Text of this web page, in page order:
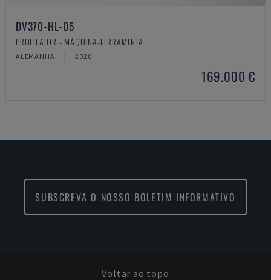
DV370-HL-05
PROFILATOR - MÁQUINA-FERRAMENTA
ALEMANHA 2020
169.000 €
SUBSCREVA O NOSSO BOLETIM INFORMATIVO
Voltar ao topo